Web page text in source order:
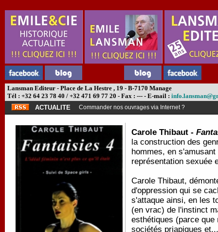
Lansman Editeur - Place de La Hestre , 19 - B-7170 Manage
Tél : +32 64 23 78 40 / +32 471 69 77 20 - Fax : --- - E-mail :
ACTUALITE
Commander nos ouvrages via Internet ?
Carole Thibaut -
la construction des
hommes, en
représentation sexuée
Carole Thibaut,
d'oppression qui se
s'attaque ainsi, en les
(en vrac) de l'instinct
esthétiques (parce
sociétés priapiques